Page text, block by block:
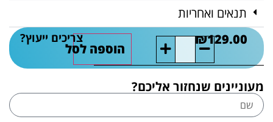
תנאים ואחריות
₪129.00
הוספה לסל
צריכים ייעוץ?
מעוניינים שנחזור אליכם?